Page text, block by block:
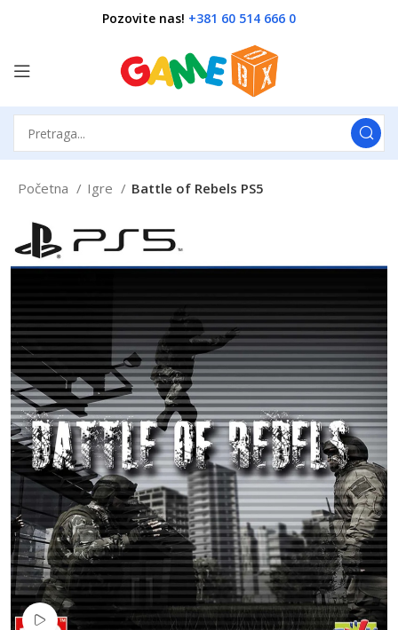
Pozovite nas! +381 60 514 666 0
Početna Igre Battle of Rebels PS5
Pogledaj Video